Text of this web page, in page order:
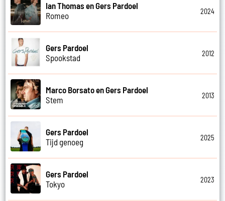
Ian Thomas en Gers Pardoel
Romeo
2024
Gers Pardoel
Spookstad
2012
Marco Borsato en Gers Pardoel
Stem
2013
Gers Pardoel
Tijd genoeg
2025
Gers Pardoel
Tokyo
2023